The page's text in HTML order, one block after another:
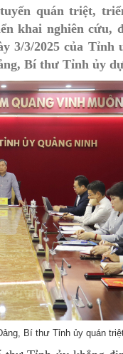
Y tế
tệ nạn xã hội
bệnh
Mỹ phẩm
kế toán
bị y tế
cán bộ
cứu KH & CNTT
quán triệt,
khai nghiên cứu,
3/3/2025 của
Bí thư Tỉnh ủy
Bí thư Tỉnh ủy quán triệt